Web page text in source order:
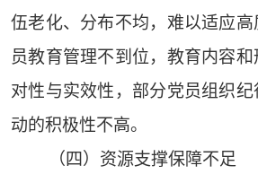
伍老化、分布不均，难以适应
员教育管理不到位，教育内容
对性与实效性，部分党员组织
动的积极性不高。
（四）资源支撑保障不足